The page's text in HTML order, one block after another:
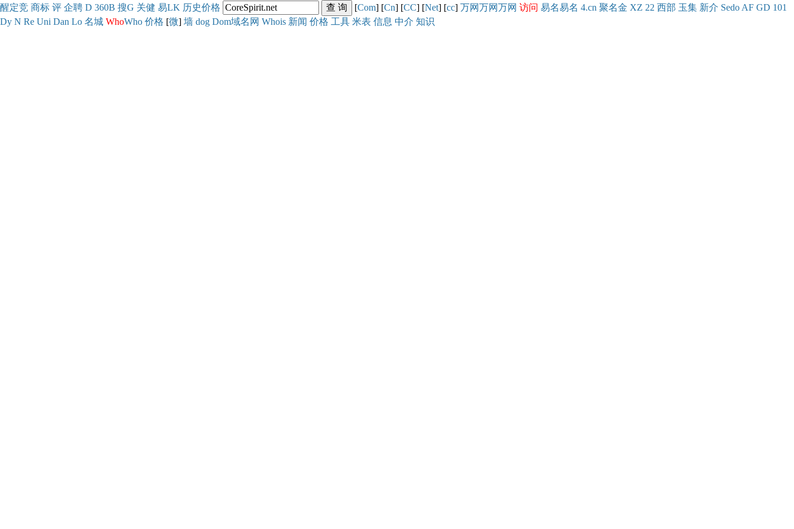
醒定竞 商标 评 企聘 D 360B 搜G 关健 易LK 历史价格 [Com] [Cn] [CC] [Net] [cc] 万网万网万网 访问 易名易名 4.cn 聚名金 XZ 22 西部 玉集 新介 Sedo AF GD 101
Dy N Re Uni Dan Lo 名城 WhoWho 价格 [微] 墙 dog Dom域名网 Whois 新闻 价格 工具 米表 信息 中介 知识